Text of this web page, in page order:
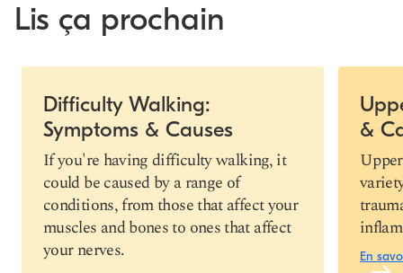
Copier le
Lis ça prochain
Slide 1 of 6
Difficulty Walking:
Symptoms & Causes
If you're having difficulty walking, it
could be caused by a range of
conditions, from those that affect your
muscles and bones to ones that affect
your nerves.
&
En